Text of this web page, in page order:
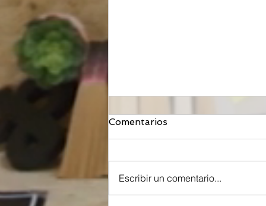
Comentarios
Escribir un comentario...